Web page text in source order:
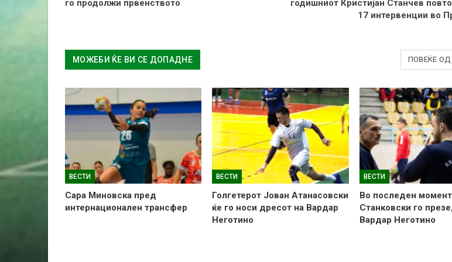
го продолжи првенството
годишниот Кристијан Станчев
17 интервенции во
МОЖЕБИ ЌЕ ВИ СЕ ДОПАДНЕ ПОВЕЌЕ
ВЕСТИ
Сара Миновска пред
интернационален трансфер
ВЕСТИ
Голгетерот Јован Атанасовски
ќе го носи дресот на Вардар
Неготино
ВЕСТИ
Во последен
Станковски го
Вардар Неготино